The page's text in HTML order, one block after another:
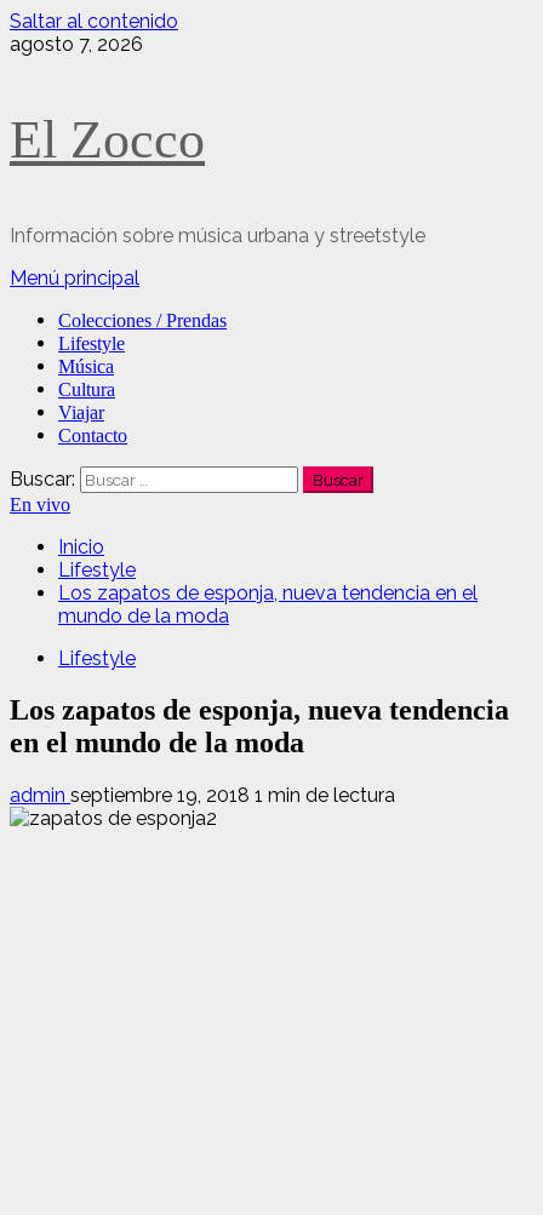
Saltar al contenido
agosto 7, 2026
El Zocco
Información sobre música urbana y streetstyle
Menú principal
Colecciones / Prendas
Lifestyle
Música
Cultura
Viajar
Contacto
Buscar:
En vivo
Inicio
Lifestyle
Los zapatos de esponja, nueva tendencia en el
mundo de la moda
Lifestyle
Los zapatos de esponja, nueva tendencia
en el mundo de la moda
admin septiembre 19, 2018 1 min de lectura